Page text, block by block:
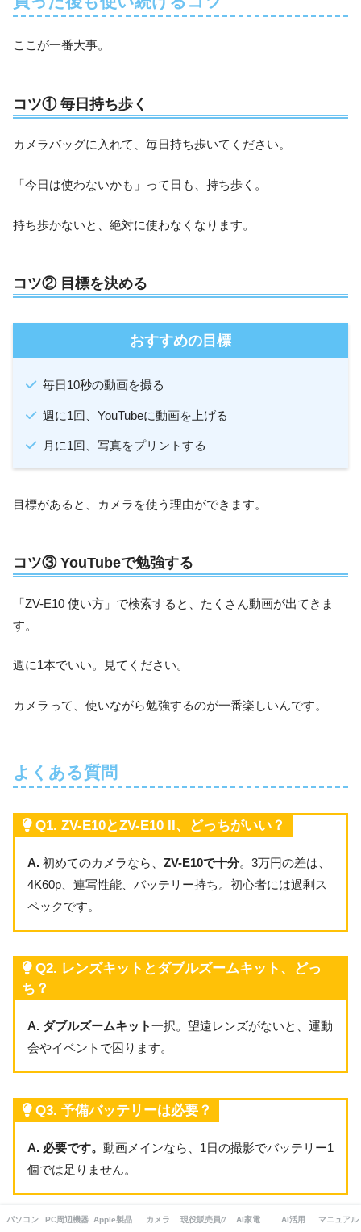
ここが一番大事。
コツ① 毎日持ち歩く
カメラバッグに入れて、毎日持ち歩いてください。
「今日は使わないかも」って日も、持ち歩く。
持ち歩かないと、絶対に使わなくなります。
コツ② 目標を決める
おすすめの目標
毎日10秒の動画を撮る
週に1回、YouTubeに動画を上げる
月に1回、写真をプリントする
目標があると、カメラを使う理由ができます。
コツ③ YouTubeで勉強する
「ZV-E10 使い方」で検索すると、たくさん動画が出てきま
す。
週に1本でいい。見てください。
カメラって、使いながら勉強するのが一番楽しいんです。
よくある質問
Q1. ZV-E10とZV-E10 II、どっちがいい？
A. 初めてのカメラなら、 ZV-E10で十分。3万円の差は、
4K60p、連写性能、バッテリー持ち。初心者には過剰ス
ペックです。
Q2. レンズキットとダブルズームキット、どっ
ち？
A. ダブルズームキット一択。望遠レンズがないと、運動
会やイベントで困ります。
Q3. 予備バッテリーは必要？
A. 必要です。 動画メインなら、1日の撮影でバッテリー1
個では足りません。
パソコン PC周辺機器・ガジェット
Apple製品 カメラ 現役販売員の本音AI家電 AI活用 マニュアル